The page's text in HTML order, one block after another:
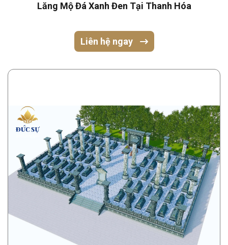
Lăng Mộ Đá Xanh Đen Tại Thanh Hóa
Liên hệ ngay